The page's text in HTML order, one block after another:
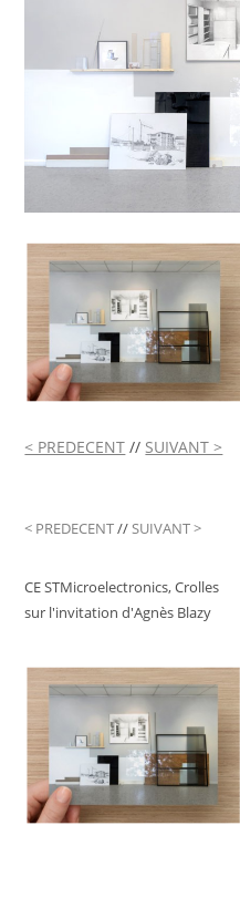
< PREDECENT // SUIVANT >
< PREDECENT//SUIVANT >
CE STMicroelectronics, Crolles
sur l'invitation d'Agnès Blazy